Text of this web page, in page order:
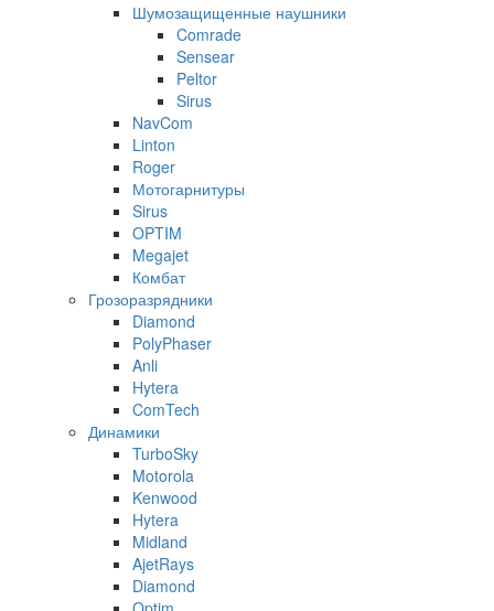
Шумозащищенные наушники
Comrade
Sensear
Peltor
Sirus
NavCom
Linton
Roger
Мотогарнитуры
Sirus
OPTIM
Megajet
Комбат
Грозоразрядники
Diamond
PolyPhaser
Anli
Hytera
ComTech
Динамики
TurboSky
Motorola
Kenwood
Hytera
Midland
AjetRays
Diamond